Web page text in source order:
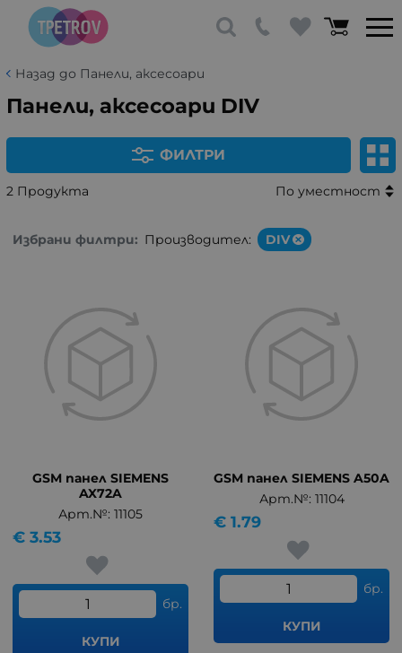
Назад до Панели, аксесоари
Панели, аксесоари DIV
ФИЛТРИ
2 Продукта По уместност
Избрани филтри: Производител: DIV
GSM панел SIEMENS
AX72A
Арт.№: 11105
3.53
€
бр.
КУПИ
GSM панел SIEMENS A50A
Арт.№: 11104
1.79
€
бр.
КУПИ